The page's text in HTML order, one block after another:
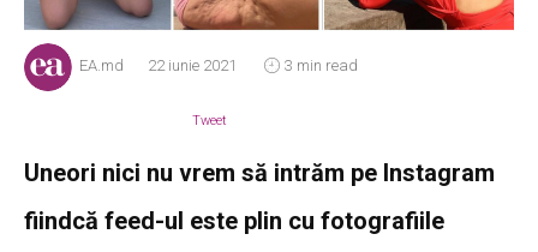
EA.md 22 iunie 2021 3 min read
Tweet
Uneori nici nu vrem să intrăm pe Instagram
fiindcă feed-ul este plin cu fotografiile